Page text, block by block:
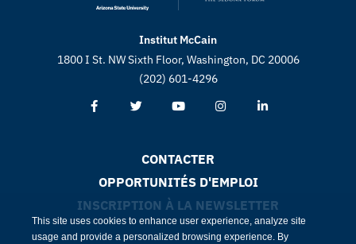
Institut McCain
1800 I St. NW Sixth Floor, Washington, DC 20006
(202) 601-4296
CONTACTER
OPPORTUNITÉS D'EMPLOI
INSCRIPTION À LA NEWSLETTER
This site uses cookies to enhance user experience, analyze site
usage and provide a personalized browsing experience. By